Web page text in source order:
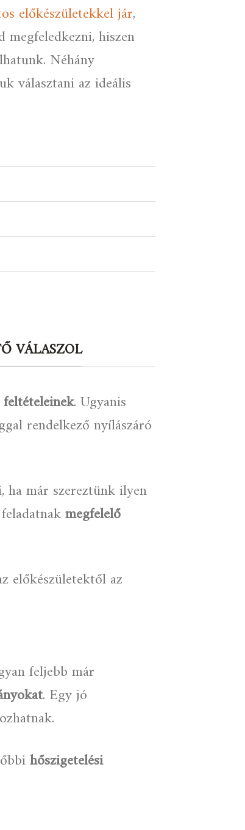
előkészületekkel jár,
megfeledkezni, hiszen
Néhány
választani az ideális
VÁLASZOL
. Ugyanis
rendelkező nyílászáró
ha már szereztünk ilyen
megfelelő
előkészületektől az
feljebb már
. Egy jó
hőszigetelési